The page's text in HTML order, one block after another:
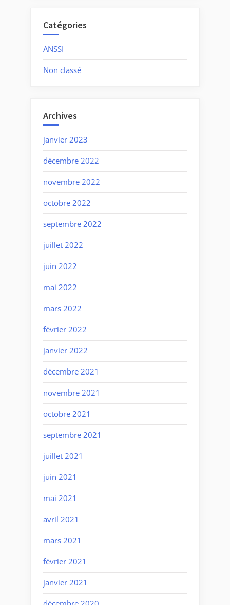
Catégories
ANSSI
Non classé
Archives
janvier 2023
décembre 2022
novembre 2022
octobre 2022
septembre 2022
juillet 2022
juin 2022
mai 2022
mars 2022
février 2022
janvier 2022
décembre 2021
novembre 2021
octobre 2021
septembre 2021
juillet 2021
juin 2021
mai 2021
avril 2021
mars 2021
février 2021
janvier 2021